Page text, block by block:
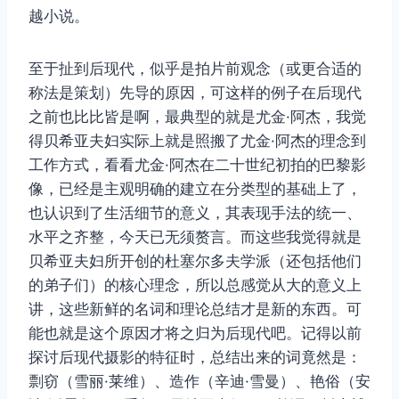
越小说。
至于扯到后现代，似乎是拍片前观念（或更合适的
称法是策划）先导的原因，可这样的例子在后现代
之前也比比皆是啊，最典型的就是尤金·阿杰，我觉
得贝希亚夫妇实际上就是照搬了尤金·阿杰的理念到
工作方式，看看尤金·阿杰在二十世纪初拍的巴黎影
像，已经是主观明确的建立在分类型的基础上了，
也认识到了生活细节的意义，其表现手法的统一、
水平之齐整，今天已无须赘言。而这些我觉得就是
贝希亚夫妇所开创的杜塞尔多夫学派（还包括他们
的弟子们）的核心理念，所以总感觉从大的意义上
讲，这些新鲜的名词和理论总结才是新的东西。可
能也就是这个原因才将之归为后现代吧。记得以前
探讨后现代摄影的特征时，总结出来的词竟然是：
剽窃（雪丽·莱维）、造作（辛迪·雪曼）、艳俗（安